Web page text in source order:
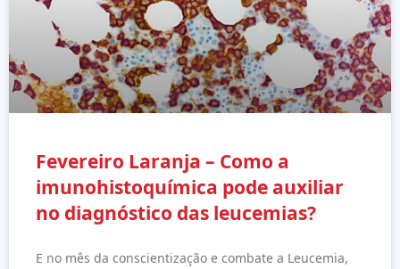
Fevereiro Laranja – Como a
imunohistoquímica pode auxiliar
no diagnóstico das leucemias?
E no mês da conscientização e combate a Leucemia,